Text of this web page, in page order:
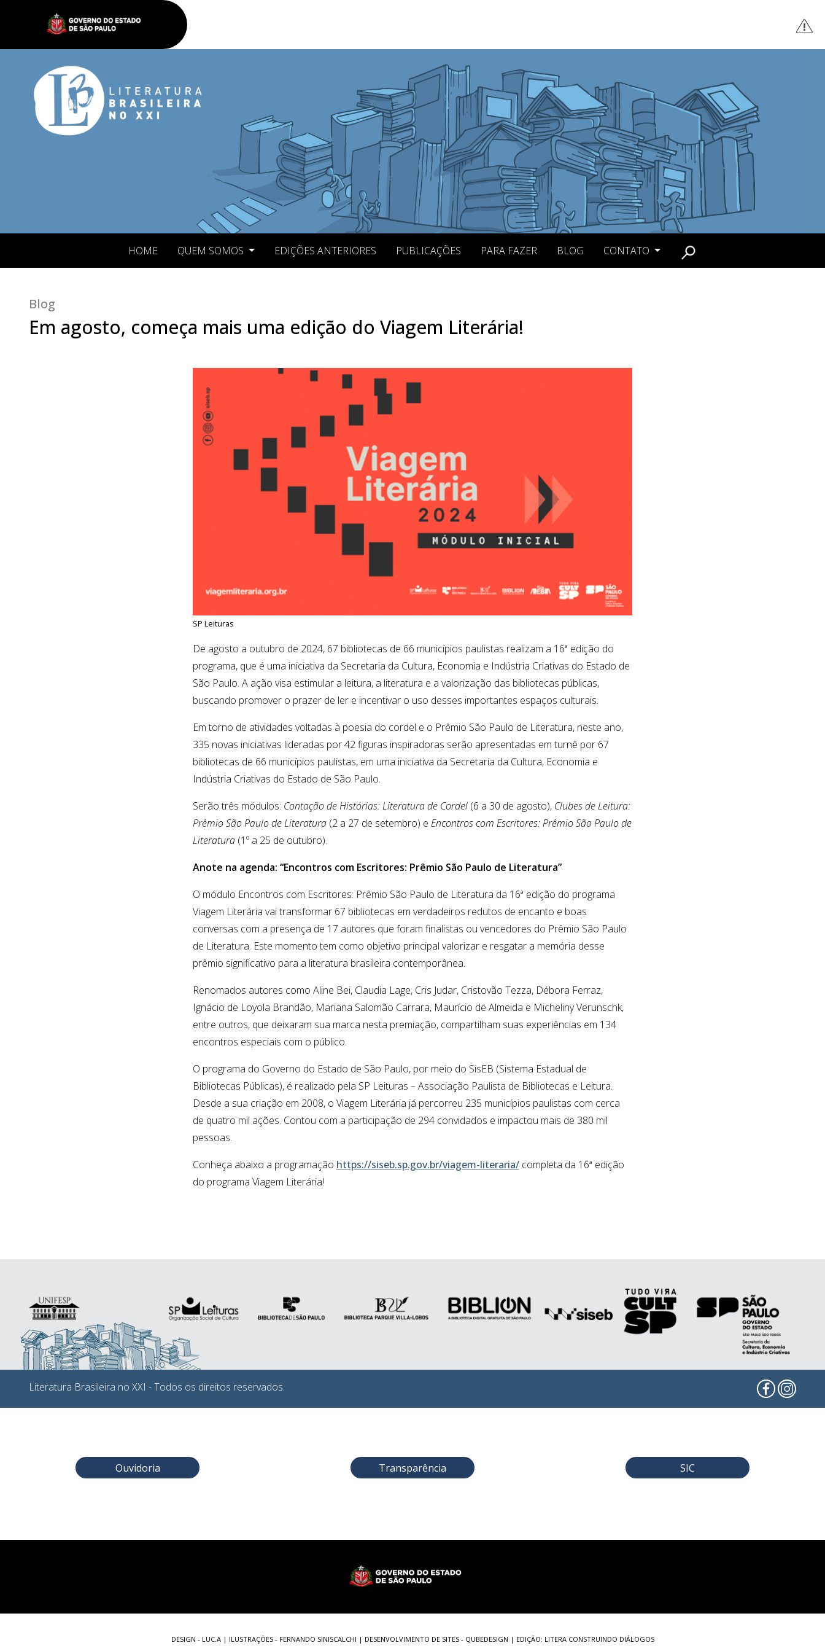
HOME QUEM SOMOS EDIÇÕES ANTERIORES PUBLICAÇÕES PARA FAZER BLOG CONTATO
Blog
Em agosto, começa mais uma edição do Viagem Literária!
SP Leituras
De agosto a outubro de 2024, 67 bibliotecas de 66 municípios paulistas realizam a 16ª edição do
programa, que é uma iniciativa da Secretaria da Cultura, Economia e Indústria Criativas do Estado de
São Paulo. A ação visa estimular a leitura, a literatura e a valorização das bibliotecas públicas,
buscando promover o prazer de ler e incentivar o uso desses importantes espaços culturais.
Em torno de atividades voltadas à poesia do cordel e o Prêmio São Paulo de Literatura, neste ano,
335 novas iniciativas lideradas por 42 figuras inspiradoras serão apresentadas em turnê por 67
bibliotecas de 66 municípios paulistas, em uma iniciativa da Secretaria da Cultura, Economia e
Indústria Criativas do Estado de São Paulo.
Serão três módulos: Contação de Histórias: Literatura de Cordel(6 a 30 de agosto), Clubes de Leitura:
Prêmio São Paulo de Literatura(2 a 27 de setembro) e Encontros com Escritores: Prêmio São Paulo de
Literatura(1º a 25 de outubro).
Anote na agenda: “Encontros com Escritores: Prêmio São Paulo de Literatura”
O módulo Encontros com Escritores: Prêmio São Paulo de Literatura da 16ª edição do programa
Viagem Literária vai transformar 67 bibliotecas em verdadeiros redutos de encanto e boas
conversas com a presença de 17 autores que foram finalistas ou vencedores do Prêmio São Paulo
de Literatura. Este momento tem como objetivo principal valorizar e resgatar a memória desse
prêmio significativo para a literatura brasileira contemporânea.
Renomados autores como Aline Bei, Claudia Lage, Cris Judar, Cristovão Tezza, Débora Ferraz,
Ignácio de Loyola Brandão, Mariana Salomão Carrara, Maurício de Almeida e Micheliny Verunschk,
entre outros, que deixaram sua marca nesta premiação, compartilham suas experiências em 134
encontros especiais com o público.
O programa do Governo do Estado de São Paulo, por meio do SisEB (Sistema Estadual de
Bibliotecas Públicas), é realizado pela SP Leituras – Associação Paulista de Bibliotecas e Leitura.
Desde a sua criação em 2008, o Viagem Literária já percorreu 235 municípios paulistas com cerca
de quatro mil ações. Contou com a participação de 294 convidados e impactou mais de 380 mil
pessoas.
Conheça abaixo a programação https://siseb.sp.gov.br/viagem-literaria/completa da 16ª edição
do programa Viagem Literária!
Literatura Brasileira no XXI - Todos os direitos reservados.
Ouvidoria Transparência SIC
DESIGN - LUC.A | ILUSTRAÇÕES - FERNANDO SINISCALCHI | DESENVOLVIMENTO DE SITES- QUBEDESIGN | EDIÇÃO: LITERA CONSTRUINDO DIÁLOGOS